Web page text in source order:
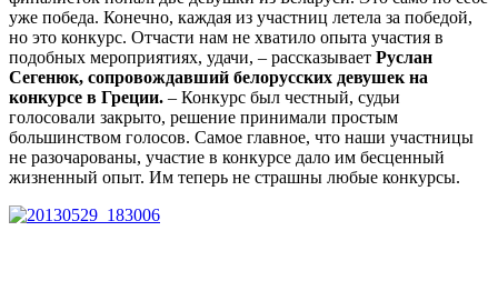
уже победа. Конечно, каждая из участниц летела за победой,
но это конкурс. Отчасти нам не хватило опыта участия в
подобных мероприятиях, удачи, – рассказывает Руслан
Сегенюк, сопровождавший белорусских девушек на
конкурсе в Греции. – Конкурс был честный, судьи
голосовали закрыто, решение принимали простым
большинством голосов. Самое главное, что наши участницы
не разочарованы, участие в конкурсе дало им бесценный
жизненный опыт. Им теперь не страшны любые конкурсы.